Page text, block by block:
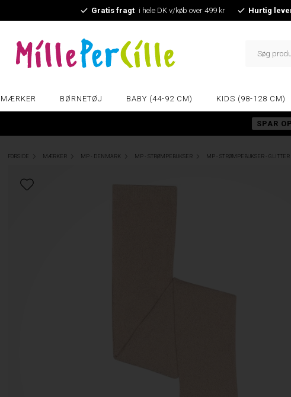
Gratis fragt i hele DK v/køb over 499 kr Hurtig
MÆRKER BØRNETØJ BABY (44-92 CM) KIDS (98-128 CM)
SPAR
FORSIDE MÆRKER MP - DENMARK MP - STRØMPEBUKSER MP - STRØMPEBUKSER - GLITTER